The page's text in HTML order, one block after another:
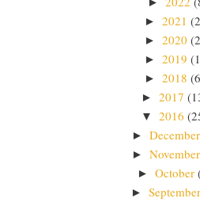
► 2021
► 2020
► 2019
► 2018
► 2017
▼ 2016
► December
► November
► October
► September